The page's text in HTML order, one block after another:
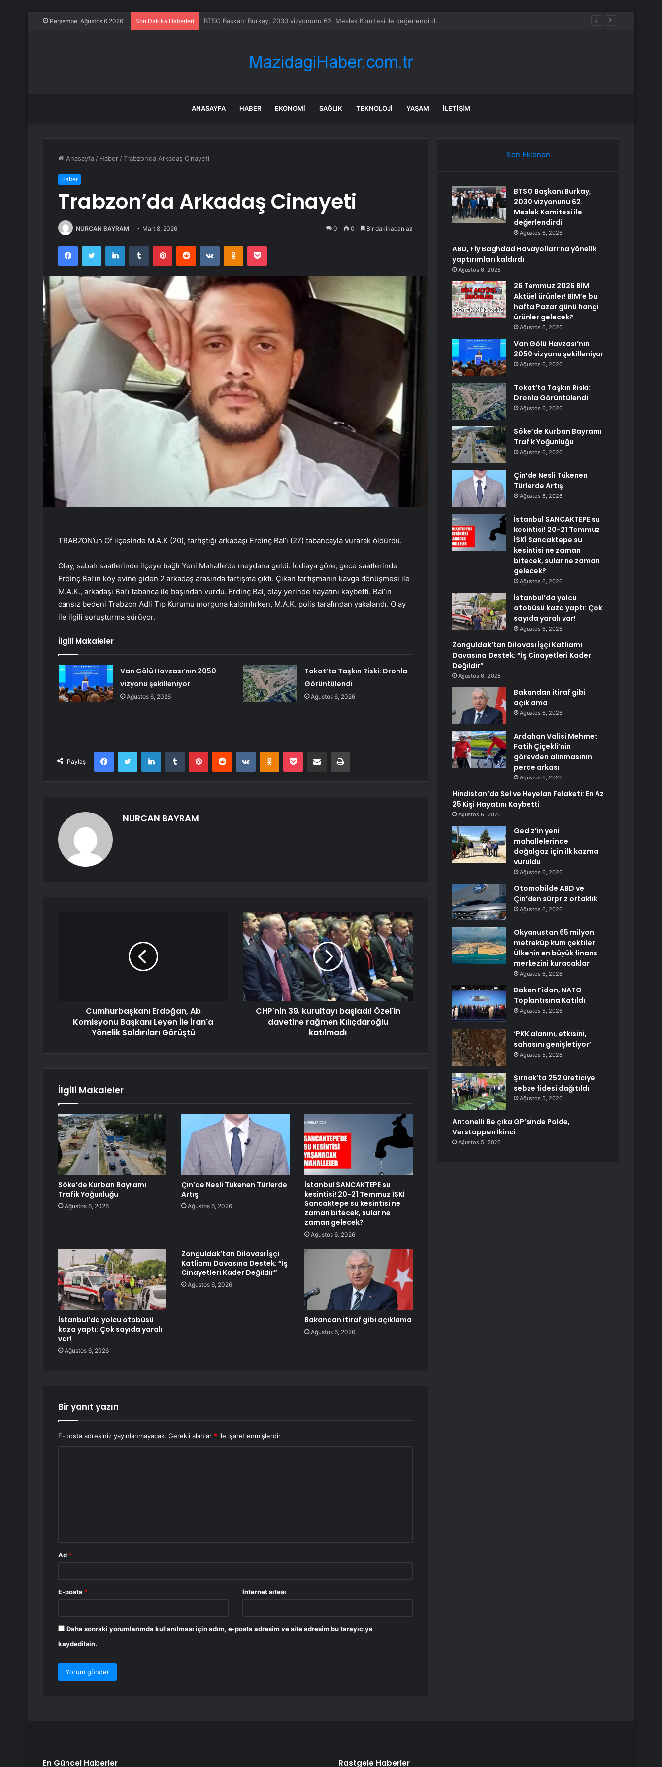
Perşembe, Ağustos 6 2026 Son Dakika Haberleri ABD, Fly Baghdad Havayolları’na yönelik yaptırımları kaldırdı
ANASAYFA HABER EKONOMI SAĞLIK TEKNOLOJI YAŞAM İLETIŞIM
Anasayfa / Haber /Trabzon’da Arkadaş Cinayeti
Haber
Trabzon’da Arkadaş Cinayeti
NURCAN BAYRAM Mart 8, 2026 0 0 Bir dakikadan az
FacebookTwitter LinkedInTumblr PinterestReddit VKontakteOdnoklassniki
Pocket
TRABZON’un Of ilçesinde M.A.K (20), tartıştığı arkadaşı Erdinç Bal’ı (27) tabancayla vurarak öldürdü.
Olay, sabah saatlerinde ilçeye bağlı Yeni Mahalle’de meydana geldi. İddiaya göre; gece saatlerinde
Erdinç Bal’ın köy evine giden 2 arkadaş arasında tartışma çıktı. Çıkan tartışmanın kavga dönüşmesi ile
M.A.K., arkadaşı Bal’ı tabanca ile başından vurdu. Erdinç Bal, olay yerinde hayatını kaybetti. Bal’ın
cansız bedeni Trabzon Adli Tıp Kurumu morguna kaldırılırken, M.A.K. polis tarafından yakalandı. Olay
ile ilgili soruşturma sürüyor.
İlgili Makaleler
Van Gölü Havzası’nın 2050
vizyonu şekilleniyor
Ağustos 6, 2026
Tokat’ta Taşkın Riski: Dronla
Görüntülendi
Ağustos 6, 2026
Paylaş
FacebookTwitter LinkedInTumblr PinterestReddit VKontakteOdnoklassniki
Pocket E-Posta ile paylaş Yazdır
NURCAN BAYRAM
Cumhurbaşkanı Erdoğan, Ab
Komisyonu Başkanı Leyen İle İran'a
Yönelik Saldırıları Görüştü
CHP'nin 39. kurultayı başladı! Özel'in
davetine rağmen Kılıçdaroğlu
katılmadı
İlgili Makaleler
Söke’de Kurban Bayramı
Trafik Yoğunluğu
Ağustos 6, 2026
Çin’de Nesli Tükenen Türlerde
Artış
Ağustos 6, 2026
İstanbul SANCAKTEPE su
kesintisi! 20-21 Temmuz İSKİ
Sancaktepe su kesintisi ne
zaman bitecek, sular ne
zaman gelecek?
Ağustos 6, 2026
İstanbul’da yolcu otobüsü
kaza yaptı: Çok sayıda yaralı
var!
Ağustos 6, 2026
Zonguldak’tan Dilovası İşçi
Katliamı Davasına Destek: “İş
Cinayetleri Kader Değildir”
Ağustos 6, 2026
Bakandan itiraf gibi açıklama
Ağustos 6, 2026
Bir yanıt yazın
E-posta adresiniz yayınlanmayacak. Gerekli alanlar * ile işaretlenmişlerdir
Ad *
E-posta * İnternet sitesi
Daha sonraki yorumlarımda kullanılması için adım, e-posta adresim ve site adresim bu tarayıcıya
kaydedilsin.
Son Eklenen
BTSO Başkanı Burkay,
2030 vizyonunu 62.
Meslek Komitesi ile
değerlendirdi
Ağustos 6, 2026
ABD, Fly Baghdad Havayolları’na yönelik
yaptırımları kaldırdı
Ağustos 6, 2026
26 Temmuz 2026 BİM
Aktüel ürünler! BİM’e bu
hafta Pazar günü hangi
ürünler gelecek?
Ağustos 6, 2026
Van Gölü Havzası’nın
2050 vizyonu şekilleniyor
Ağustos 6, 2026
Tokat’ta Taşkın Riski:
Dronla Görüntülendi
Ağustos 6, 2026
Söke’de Kurban Bayramı
Trafik Yoğunluğu
Ağustos 6, 2026
Çin’de Nesli Tükenen
Türlerde Artış
Ağustos 6, 2026
İstanbul SANCAKTEPE su
kesintisi! 20-21 Temmuz
İSKİ Sancaktepe su
kesintisi ne zaman
bitecek, sular ne zaman
gelecek?
Ağustos 6, 2026
İstanbul’da yolcu
otobüsü kaza yaptı: Çok
sayıda yaralı var!
Ağustos 6, 2026
Zonguldak’tan Dilovası İşçi Katliamı
Davasına Destek: “İş Cinayetleri Kader
Değildir”
Ağustos 6, 2026
Bakandan itiraf gibi
açıklama
Ağustos 6, 2026
Ardahan Valisi Mehmet
Fatih Çiçekli’nin
görevden alınmasının
perde arkası
Ağustos 6, 2026
Hindistan’da Sel ve Heyelan Felaketi: En Az
25 Kişi Hayatını Kaybetti
Ağustos 6, 2026
Gediz’in yeni
mahallelerinde
doğalgaz için ilk kazma
vuruldu
Ağustos 6, 2026
Otomobilde ABD ve
Çin’den sürpriz ortaklık
Ağustos 6, 2026
Okyanustan 65 milyon
metreküp kum çektiler:
Ülkenin en büyük finans
merkezini kuracaklar
Ağustos 6, 2026
Bakan Fidan, NATO
Toplantısına Katıldı
Ağustos 5, 2026
‘PKK alanını, etkisini,
sahasını genişletiyor’
Ağustos 5, 2026
Şırnak’ta 252 üreticiye
sebze fidesi dağıtıldı
Ağustos 5, 2026
Antonelli Belçika GP’sinde Polde,
Verstappen İkinci
Ağustos 5, 2026
En Güncel Haberler Rastgele Haberler